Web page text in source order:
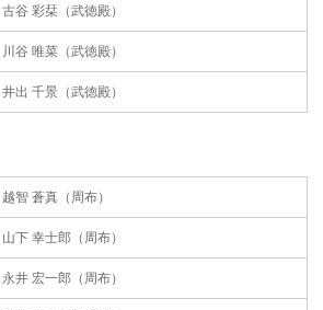
古谷 彩栞（武徳殿）
川谷 唯菜（武徳殿）
井出 千景（武徳殿）
越智 蒼真（周布）
山下 幸士郎（周布）
永井 宏一郎（周布）